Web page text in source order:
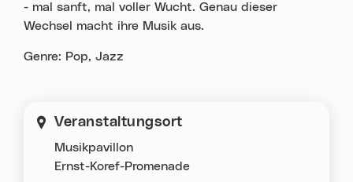
- mal sanft, mal voller Wucht. Genau dieser
Wechsel macht ihre Musik aus.
Genre: Pop, Jazz
Veranstaltungsort
Musikpavillon
Ernst-Koref-Promenade